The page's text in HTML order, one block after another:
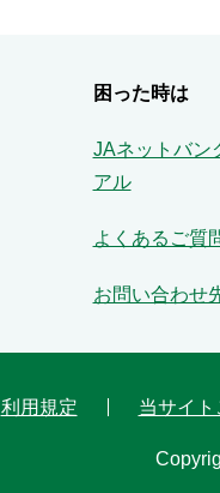
困った時は
JAネットバン
アル
よくあるご質
お問い合わせ
利用規定 当サイト